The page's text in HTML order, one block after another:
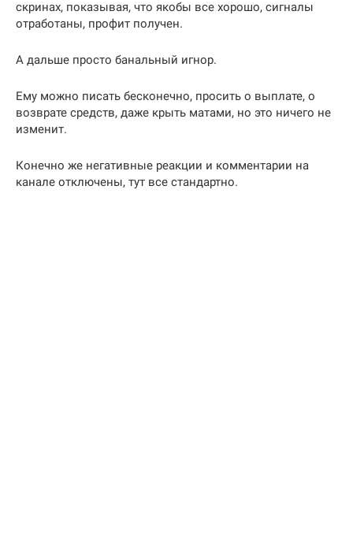
скринах, показывая, что якобы все хорошо, сигналы
отработаны, профит получен.
А дальше просто банальный игнор.
Ему можно писать бесконечно, просить о выплате, о
возврате средств, даже крыть матами, но это ничего не
изменит.
Конечно же негативные реакции и комментарии на
канале отключены, тут все стандартно.